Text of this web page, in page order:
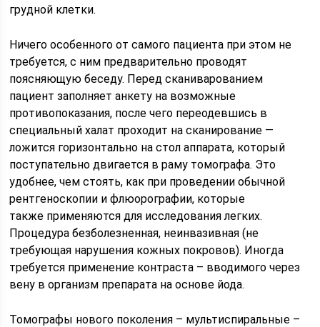
грудной клетки.
Ничего особенного от самого пациента при этом не
требуется, с ним предварительно проводят
поясняющую беседу. Перед сканиварованием
пациент заполняет анкету на возможные
противопоказания, после чего переодевшись в
специальный халат проходит на сканирование —
ложится горизонтально на стол аппарата, который
поступательно двигается в раму томографа. Это
удобнее, чем стоять, как при проведении обычной
рентгеноскопии и флюорографии, которые
также применяются для исследования легких.
Процедура безболезненная, неинвазивная (не
требующая нарушения кожных покровов). Иногда
требуется применение контраста – вводимого через
вену в организм препарата на основе йода.
Томографы нового поколения – мультиспиральные –